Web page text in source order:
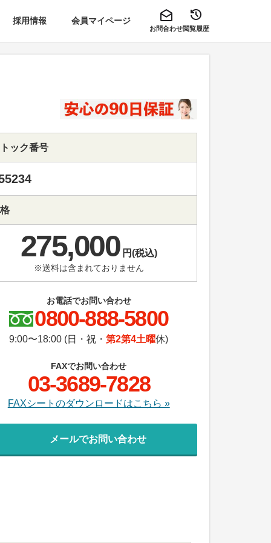
採用情報 会員マイページ
お問合わせ閲覧履歴
ック番号
275,000円(税込)
※送料は含まれておりません
お電話でお問い合わせ
0800-888-5800
9:00〜18:00 (日・祝・第2第4土曜休)
FAXでお問い合わせ
03-3689-7828
FAXシートのダウンロードはこちら »
メールでお問い合わせ